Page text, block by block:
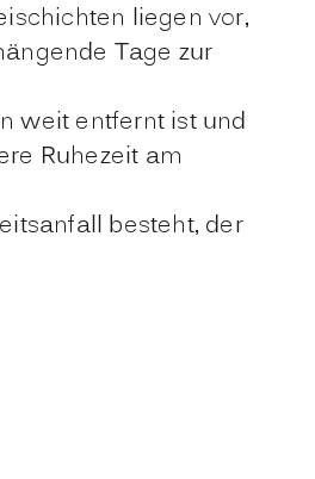
liegen vor,
Tage zur
weit entfernt ist und
Ruhezeit am
besteht, der